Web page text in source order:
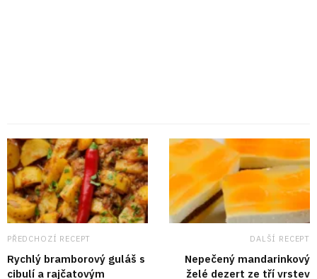
PŘEDCHOZÍ RECEPT
Rychlý bramborový guláš s
cibulí a rajčatovým
DALŠÍ RECEPT
Nepečený mandarinkový
želé dezert ze tří vrstev